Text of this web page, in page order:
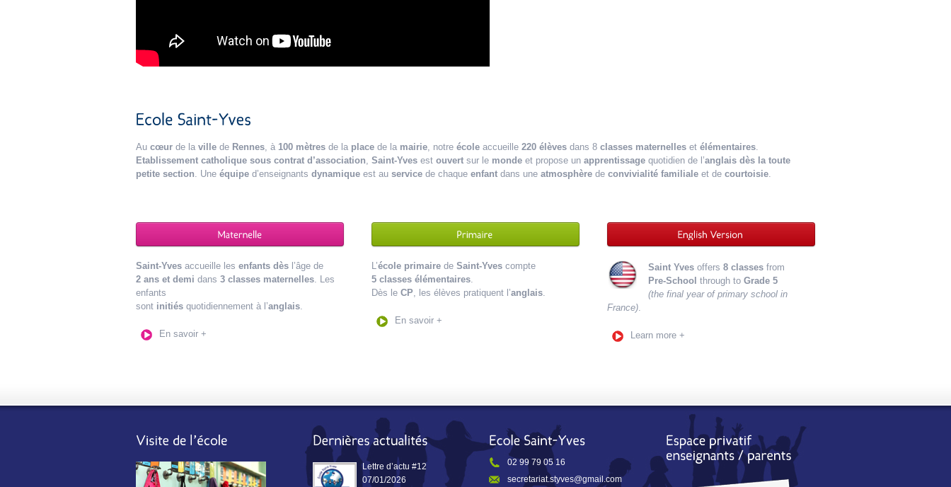
Au cœur de la ville de Rennes , à 100 mètres de la place de la mairie , notre école accueille 220 élèves dans 8 classes maternelles et élémentaires
Etablissement catholique sous contrat d’association Saint-Yves est ouvert sur le monde et propose un apprentissage quotidien de l’anglais dès la toute
petite section . Une équipe d’enseignants dynamique est au service de chaque enfant dans une atmosphère de convivialité familiale et de courtoisie
Saint-Yves accueille les enfants dès l’âge de
2 ans et demi dans 3 classes maternelles. Les
enfants
sont initiés quotidiennement à l’anglais.
En savoir +
L’école primairede Saint-Yvescompte
5 classes élémentaires.
Dès le CP, les élèves pratiquent l’anglais.
En savoir +
Saint Yvesoffers 8classesfrom
Pre-School through to Grade 5
(the final year of primary school in
France).
Learn more +
Lettre d’actu #12
07/01/2026
02 99 79 05 16
secretariat.styves@gmail.com